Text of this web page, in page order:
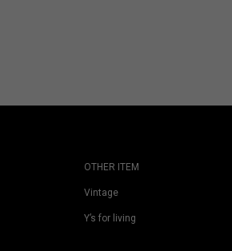
OTHER ITEM
Vintage
Y’s for living